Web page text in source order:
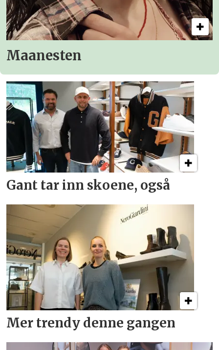
Maanesten
Gant tar inn skoene, også
Mer trendy denne gangen